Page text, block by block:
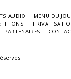
AUDIO
MENU DU
PARTENAIRES